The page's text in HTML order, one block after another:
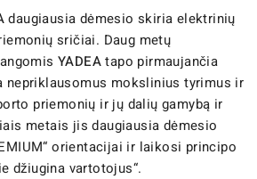
daugiausia dėmesio skiria elektrinių
sričiai. Daug metų
YADEAtapo pirmaujančia
nepriklausomus mokslinius tyrimus ir
priemonių ir jų dalių gamybą ir
metais jis daugiausia dėmesio
orientacijai ir laikosi principo
džiugina vartotojus“.